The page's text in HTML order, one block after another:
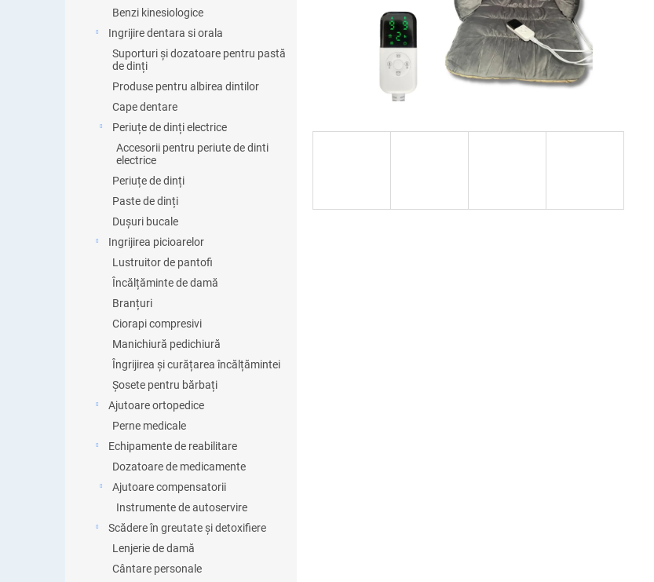
Benzi kinesiologice
Ingrijire dentara si orala
Suporturi și dozatoare pentru pastă
de dinți
Produse pentru albirea dintilor
Cape dentare
Periuțe de dinți electrice
Accesorii pentru periute de dinti
electrice
Periuțe de dinți
Paste de dinți
Dușuri bucale
Ingrijirea picioarelor
Lustruitor de pantofi
Încălțăminte de damă
Branțuri
Ciorapi compresivi
Manichiură pedichiură
Îngrijirea și curățarea încălțămintei
Șosete pentru bărbați
Ajutoare ortopedice
Perne medicale
Echipamente de reabilitare
Dozatoare de medicamente
Ajutoare compensatorii
Instrumente de autoservire
Scădere în greutate și detoxifiere
Lenjerie de damă
Cântare personale